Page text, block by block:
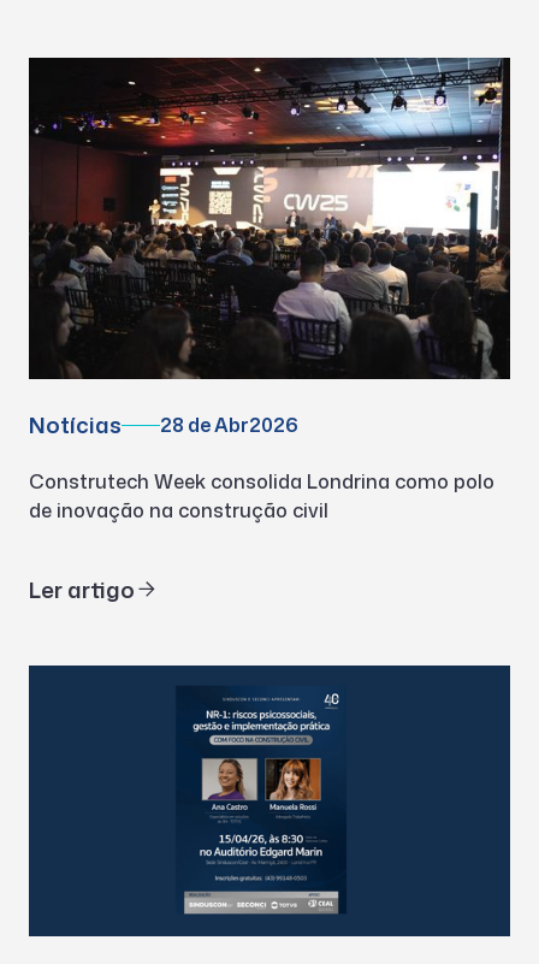
Notícias 28 de Abr2026
Construtech Week consolida Londrina como polo
de inovação na construção civil
Ler artigo